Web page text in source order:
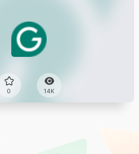
0 14K